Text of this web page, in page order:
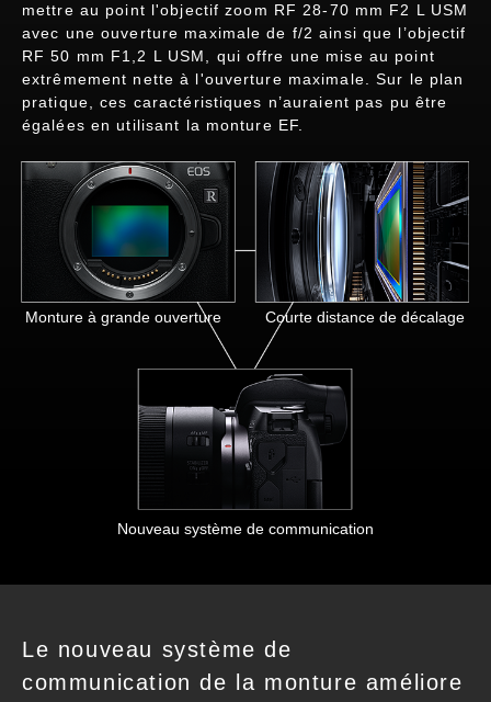
mettre au point l'objectif zoom RF 28-70 mm F2 L USM
avec une ouverture maximale de f/2 ainsi que l’objectif
RF 50 mm F1,2 L USM, qui offre une mise au point
extrêmement nette à l'ouverture maximale. Sur le plan
pratique, ces caractéristiques n’auraient pas pu être
égalées en utilisant la monture EF.
Monture à grande ouverture Courte distance de décalage
Nouveau système de communication
Le nouveau système de
communication de la monture améliore